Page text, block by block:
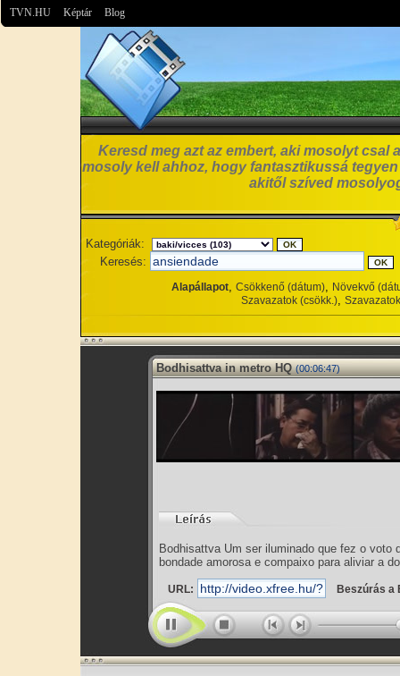
TVN.HU Képtár Blog
Keresd meg azt az embert, aki mosolyt csal
mosoly kell ahhoz, hogy fantasztikussá
akitől szíved
Kategóriák:
Keresés:
Alapállapot, Csökkenő (dátum), Növekvő
Szavazatok (csökk.),
Bodhisattva in metro HQ (00:06:47)
Bodhisattva Um ser iluminado que fez o
bondade amorosa e compaixo para aliviar a
URL: Beszúrás a